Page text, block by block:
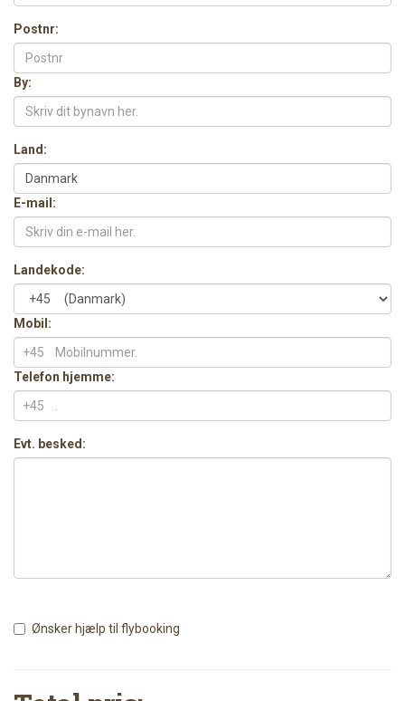
Postnr:
By:
Land:
E-mail:
Landekode:
Mobil:
+45
Telefon hjemme:
+45
Evt. besked:
Ønsker hjælp til flybooking